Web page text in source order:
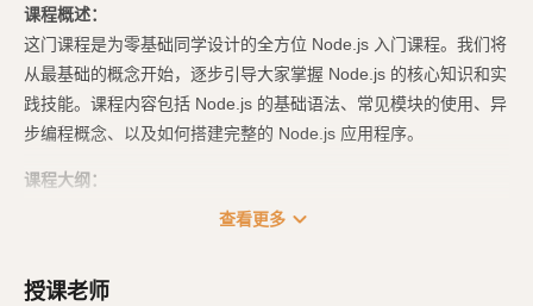
课程概述：
这门课程是为零基础同学设计的全方位 Node.js 入门课程。我们将
从最基础的概念开始，逐步引导大家掌握 Node.js 的核心知识和实
践技能。课程内容包括 Node.js 的基础语法、常见模块的使用、异
步编程概念、以及如何搭建完整的 Node.js 应用程序。
课程大纲：
Node.js 入门：学习如何设置 Node.js 环境，并探索 Node.js 的基础语
MySQL 及 SQL 语句入门：介绍 MySQL 数据库的基本概念，以及如何
查看更多 expand_more
授课老师